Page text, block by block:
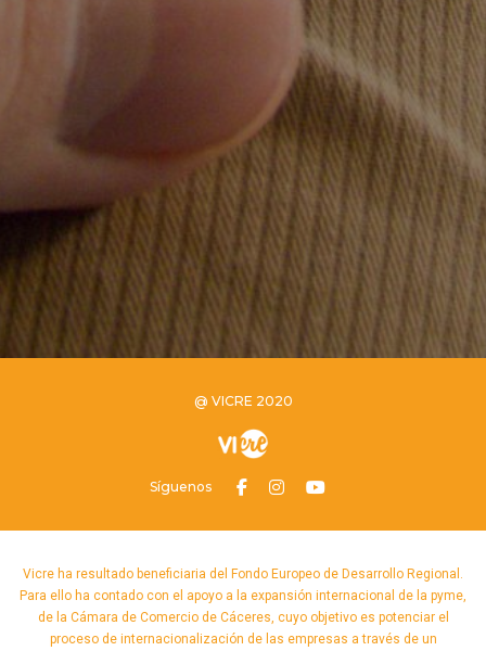
@ VICRE 2020
Síguenos
Vicre ha resultado beneficiaria del Fondo Europeo de Desarrollo Regional.
Para ello ha contado con el apoyo a la expansión internacional de la pyme,
de la Cámara de Comercio de Cáceres, cuyo objetivo es potenciar el
proceso de internacionalización de las empresas a través de un